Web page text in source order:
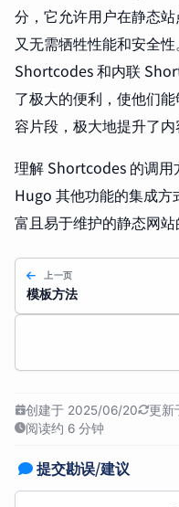
分，它允许用户在静态
又无需牺牲性能和安全
Shortcodes 和内联
了极大的便利，使他们
容片段，极大地提升了内
理解 Shortcodes 的调用
Hugo 其他功能的集成
富且易于维护的静态网站
上一页
模板方法
创建于 2025/06/20 更新
阅读约 6 分钟
提交勘误/建议